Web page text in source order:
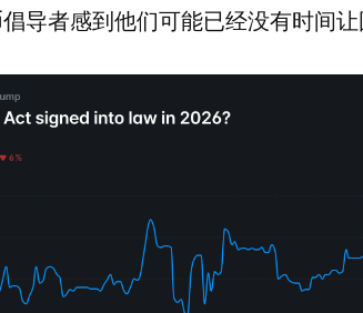
导者感到他们可能已经没有时间让